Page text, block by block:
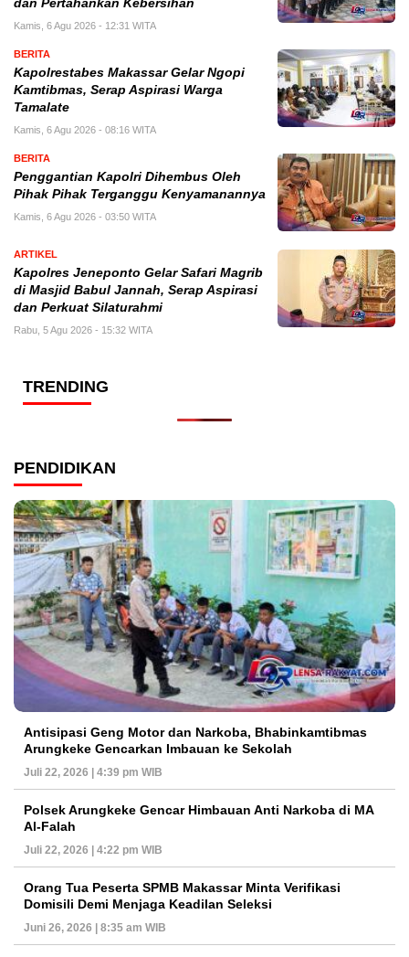
dan Pertahankan Kebersihan
Kamis, 6 Agu 2026 - 12:31 WITA
BERITA
Kapolrestabes Makassar Gelar Ngopi
Kamtibmas, Serap Aspirasi Warga
Tamalate
Kamis, 6 Agu 2026 - 08:16 WITA
BERITA
Penggantian Kapolri Dihembus Oleh
Pihak Pihak Terganggu Kenyamanannya
Kamis, 6 Agu 2026 - 03:50 WITA
ARTIKEL
Kapolres Jeneponto Gelar Safari Magrib
di Masjid Babul Jannah, Serap Aspirasi
dan Perkuat Silaturahmi
Rabu, 5 Agu 2026 - 15:32 WITA
TRENDING
PENDIDIKAN
Antisipasi Geng Motor dan Narkoba, Bhabinkamtibmas
Arungkeke Gencarkan Imbauan ke Sekolah
Juli 22, 2026 | 4:39 pm WIB
Polsek Arungkeke Gencar Himbauan Anti Narkoba di MA
Al-Falah
Juli 22, 2026 | 4:22 pm WIB
Orang Tua Peserta SPMB Makassar Minta Verifikasi
Domisili Demi Menjaga Keadilan Seleksi
Juni 26, 2026 | 8:35 am WIB